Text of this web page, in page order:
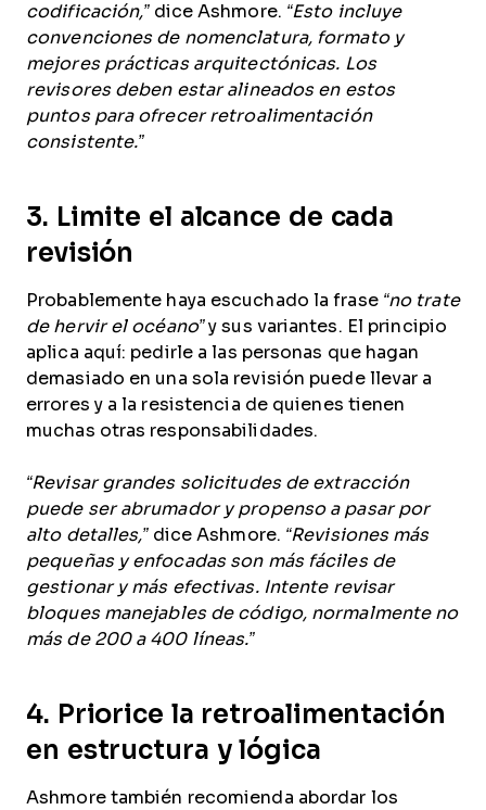
codificación,” dice Ashmore. “Esto incluye
convenciones de nomenclatura, formato y
mejores prácticas arquitectónicas. Los
revisores deben estar alineados en estos
puntos para ofrecer retroalimentación
consistente.”
3. Limite el alcance de cada
revisión
Probablemente haya escuchado la frase “no trate
de hervir el océano”y sus variantes. El principio
aplica aquí: pedirle a las personas que hagan
demasiado en una sola revisión puede llevar a
errores y a la resistencia de quienes tienen
muchas otras responsabilidades.
“Revisar grandes solicitudes de extracción
puede ser abrumador y propenso a pasar por
alto detalles,” dice Ashmore. “Revisiones más
pequeñas y enfocadas son más fáciles de
gestionar y más efectivas. Intente revisar
bloques manejables de código, normalmente no
más de 200 a 400 líneas.”
4. Priorice la retroalimentación
en estructura y lógica
Ashmore también recomienda abordar los